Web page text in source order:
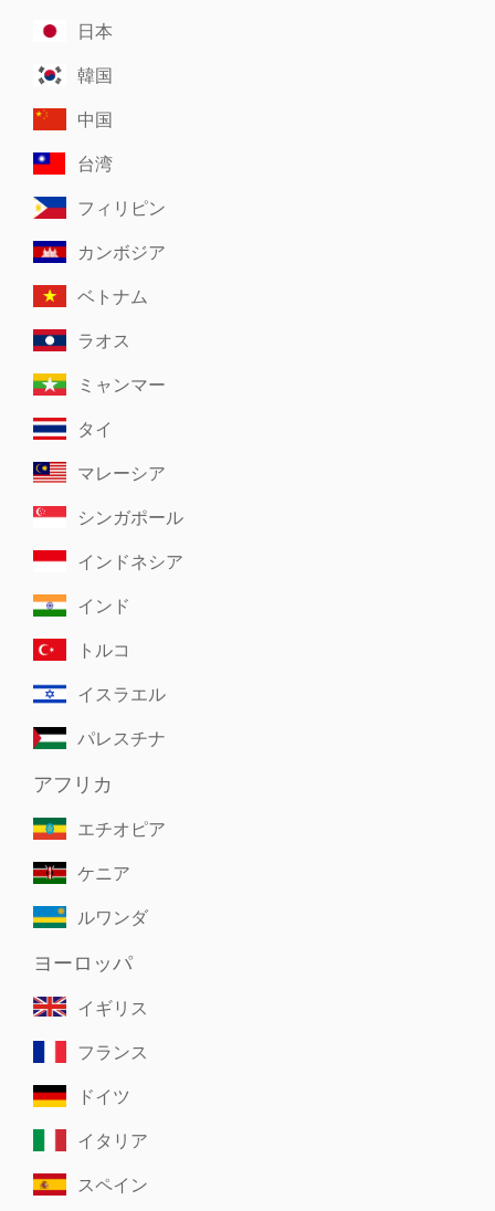
日本
韓国
中国
台湾
フィリピン
カンボジア
ベトナム
ラオス
ミャンマー
タイ
マレーシア
シンガポール
インドネシア
インド
トルコ
イスラエル
パレスチナ
アフリカ
エチオピア
ケニア
ルワンダ
ヨーロッパ
イギリス
フランス
ドイツ
イタリア
スペイン